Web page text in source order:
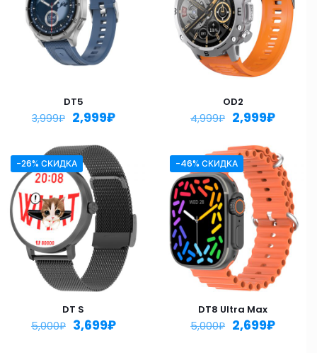
DT5
3,999₽ 2,999₽
OD2
4,999₽ 2,999₽
-26% СКИДКА
DT S
5,000₽ 3,699₽
-46% СКИДКА
DT8 Ultra Max
5,000₽ 2,699₽